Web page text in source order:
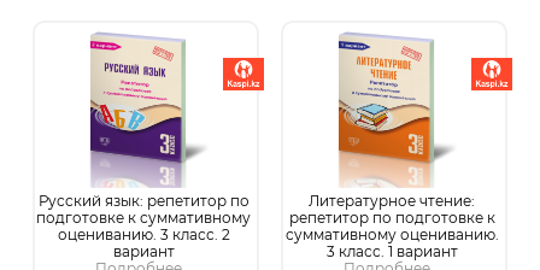
Русский язык: репетитор по
подготовке к суммативному
оцениванию. 3 класс. 2
вариант
Литературное чтение:
репетитор по подготовке к
суммативному оцениванию.
3 класс. 1 вариант